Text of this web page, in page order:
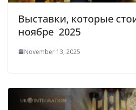
Выставки, которые
ноябре 2025
November 13, 2025